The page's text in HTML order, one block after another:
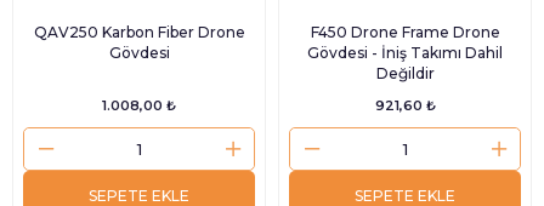
QAV250 Karbon Fiber Drone
Gövdesi
1.008,00 ₺
SEPETE EKLE
F450 Drone Frame Drone
Gövdesi - İniş Takımı Dahil
Değildir
921,60 ₺
SEPETE EKLE